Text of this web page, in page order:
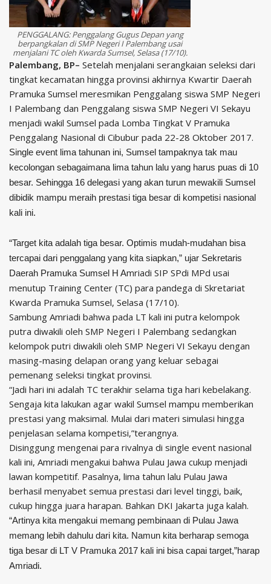
PENGGALANG: Penggalang Gugus Depan yang
berpangkalan di SMP Negeri I Palembang usai
menjalani TC oleh Kwarda Sumsel, Selasa (17/10).
Palembang, BP– Setelah menjalani serangkaian seleksi dari
tingkat kecamatan hingga provinsi akhirnya Kwartir Daerah
Pramuka Sumsel meresmikan Penggalang siswa SMP Negeri
I Palembang dan Penggalang siswa SMP Negeri VI Sekayu
menjadi wakil Sumsel pada Lomba Tingkat V Pramuka
Penggalang Nasional di Cibubur pada 22-28 Oktober 2017.
Single event lima tahunan ini, Sumsel tampaknya tak mau
kecolongan sebagaimana lima tahun lalu yang harus puas di 10
besar. Sehingga 16 delegasi yang akan turun mewakili Sumsel
dibidik mampu meraih prestasi tiga besar di kompetisi nasional
kali ini.
“Target kita adalah tiga besar. Optimis mudah-mudahan bisa
tercapai dari penggalang yang kita siapkan,” ujar Sekretaris
Daerah Pramuka Sumsel H Amriadi SIP SPdi MPd usai
menutup Training Center (TC) para pandega di Skretariat
Kwarda Pramuka Sumsel, Selasa (17/10).
Sambung Amriadi bahwa pada LT kali ini putra kelompok
putra diwakili oleh SMP Negeri I Palembang sedangkan
kelompok putri diwakili oleh SMP Negeri VI Sekayu dengan
masing-masing delapan orang yang keluar sebagai
pemenang seleksi tingkat provinsi.
“Jadi hari ini adalah TC terakhir selama tiga hari kebelakang.
Sengaja kita lakukan agar wakil Sumsel mampu memberikan
prestasi yang maksimal. Mulai dari materi simulasi hingga
penjelasan selama kompetisi,”terangnya.
Disinggung mengenai para rivalnya di single event nasional
kali ini, Amriadi mengakui bahwa Pulau Jawa cukup menjadi
lawan kompetitif. Pasalnya, lima tahun lalu Pulau Jawa
berhasil menyabet semua prestasi dari level tinggi, baik,
cukup hingga juara harapan. Bahkan DKI Jakarta juga kalah.
“Artinya kita mengakui memang pembinaan di Pulau Jawa
memang lebih dahulu dari kita. Namun kita berharap semoga
tiga besar di LT V Pramuka 2017 kali ini bisa capai target,”harap
Amriadi.